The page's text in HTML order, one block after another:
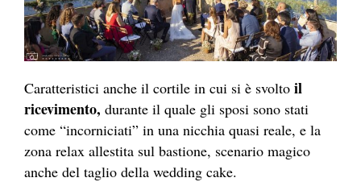
Caratteristici anche il cortile in cui si è svolto il
ricevimento, durante il quale gli sposi sono stati
come “incorniciati” in una nicchia quasi reale, e la
zona relax allestita sul bastione, scenario magico
anche del taglio della wedding cake.